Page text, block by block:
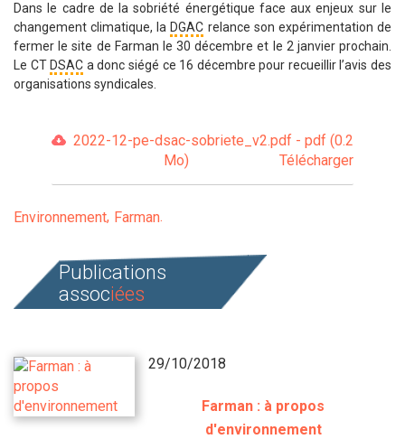
Dans le cadre de la sobriété énergétique face aux enjeux sur le
changement climatique, la DGAC relance son expérimentation de
fermer le site de Farman le 30 décembre et le 2 janvier prochain.
Le CT DSAC a donc siégé ce 16 décembre pour recueillir l’avis des
organisations syndicales.
2022-12-pe-dsac-sobriete_v2.pdf - pdf (0.2
Mo)
Télécharger
Environnement Farman
Publications
associées
29/10/2018
Farman : à propos
d'environnement